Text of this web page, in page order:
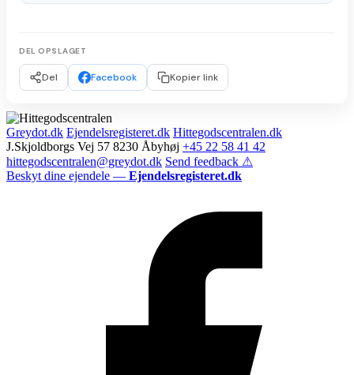
DEL OPSLAGET
Del Facebook Kopier link
Greydot.dk Ejendelsregisteret.dk Hittegodscentralen.dk
J.Skjoldborgs Vej 57 8230 Åbyhøj +45 22 58 41 42
hittegodscentralen@greydot.dk Send feedback ⚠
Beskyt dine ejendele — Ejendelsregisteret.dk